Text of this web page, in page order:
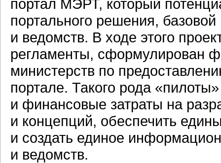
портал МЭРТ, который
портального решения,
и ведомств. В ходе этого
регламенты, сформулирован
министерств по
портале. Такого рода
и финансовые затраты на
и концепций, обеспечить
и создать единое
и ведомств.